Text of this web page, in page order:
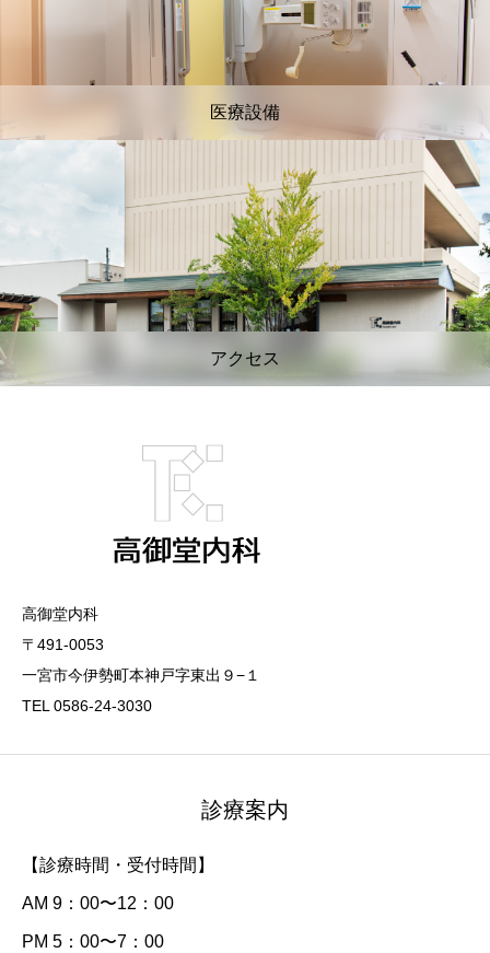
医療設備
アクセス
高御堂内科
〒491-0053
一宮市今伊勢町本神戸字東出９−１
TEL 0586-24-3030
診療案内
【診療時間・受付時間】
AM 9：00〜12：00
PM 5：00〜7：00